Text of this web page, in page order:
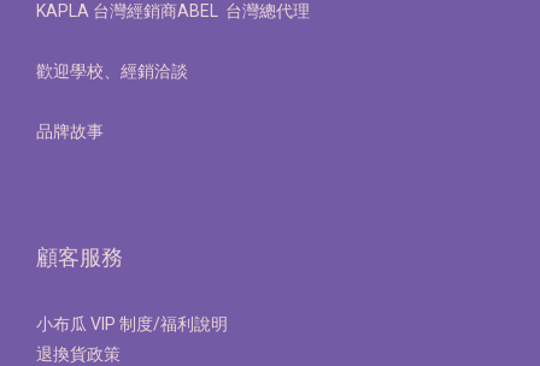
KAPLA 台灣經銷商ABEL 台灣總代理
歡迎學校、經銷洽談
品牌故事
顧客服務
小布瓜 VIP 制度/福利說明
退換貨政策